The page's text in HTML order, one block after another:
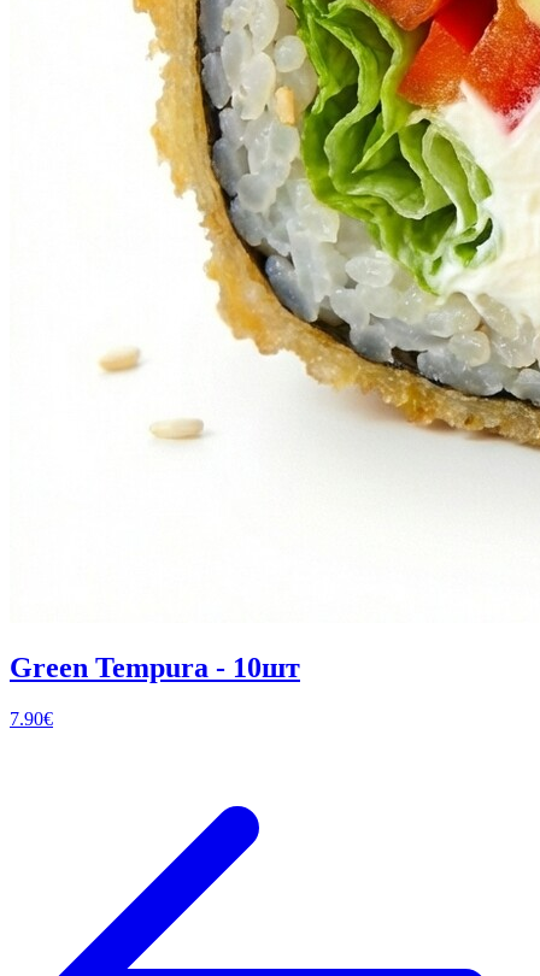
Green Tempura - 10шт
7.90€